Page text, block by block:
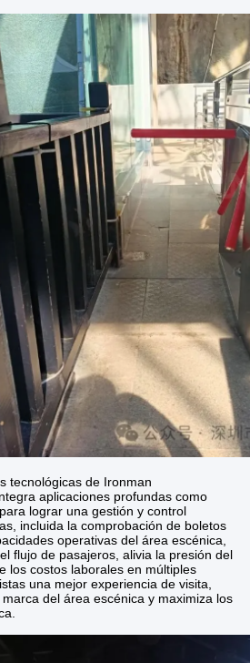
tecnológicas de Ironman
aplicaciones profundas como
lograr una gestión y control
incluida la comprobación de boletos
operativas del área escénica,
flujo de pasajeros, alivia la presión del
los costos laborales en múltiples
una mejor experiencia de visita,
del área escénica y maximiza los